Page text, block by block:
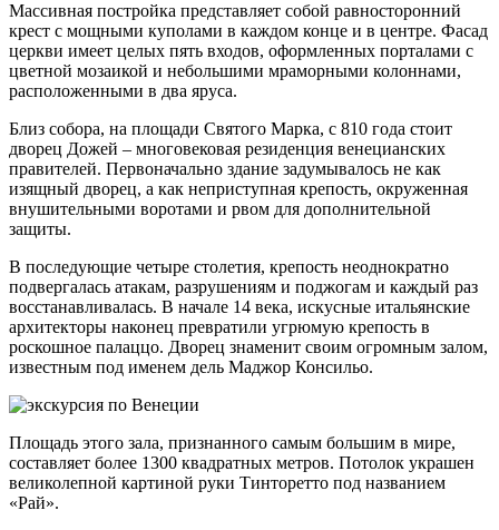
Массивная постройка представляет собой равносторонний
крест с мощными куполами в каждом конце и в центре. Фасад
церкви имеет целых пять входов, оформленных порталами с
цветной мозаикой и небольшими мраморными колоннами,
расположенными в два яруса.
Близ собора, на площади Святого Марка, с 810 года стоит
дворец Дожей – многовековая резиденция венецианских
правителей. Первоначально здание задумывалось не как
изящный дворец, а как неприступная крепость, окруженная
внушительными воротами и рвом для дополнительной
защиты.
В последующие четыре столетия, крепость неоднократно
подвергалась атакам, разрушениям и поджогам и каждый раз
восстанавливалась. В начале 14 века, искусные итальянские
архитекторы наконец превратили угрюмую крепость в
роскошное палаццо. Дворец знаменит своим огромным залом,
известным под именем дель Маджор Консильо.
Площадь этого зала, признанного самым большим в мире,
составляет более 1300 квадратных метров. Потолок украшен
великолепной картиной руки Тинторетто под названием
«Рай».